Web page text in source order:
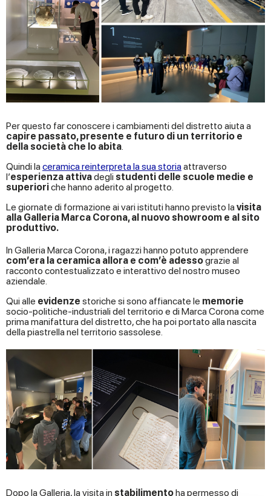
Per questo far conoscere i cambiamenti del distretto aiuta a
capire passato, presente e futuro di un territorio e
della società che lo abita.
Quindi la ceramica reinterpreta la sua storiaattraverso
l’esperienza attivadegli studenti delle scuole medie e
superioriche hanno aderito al progetto.
Le giornate di formazione ai vari istituti hanno previsto la visita
alla Galleria Marca Corona, al nuovo showroom e al sito
produttivo.
In Galleria Marca Corona, i ragazzi hanno potuto apprendere
com’era la ceramica allora e com’è adessograzie al
racconto contestualizzato e interattivo del nostro museo
aziendale.
Qui alle evidenze storiche si sono affiancate le memorie
socio-politiche-industriali del territorio e di Marca Corona come
prima manifattura del distretto, che ha poi portato alla nascita
della piastrella nel territorio sassolese.
Dopo la Galleria, la visita in stabilimentoha permesso di